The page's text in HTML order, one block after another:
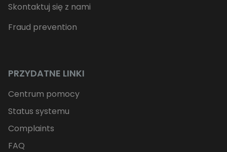
Skontaktuj się z nami
Fraud prevention
PRZYDATNE LINKI
Centrum pomocy
Status systemu
Complaints
FAQ